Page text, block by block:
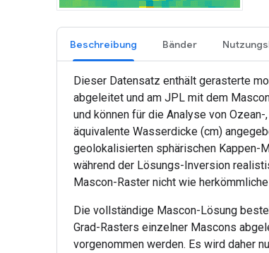
Beschreibung Bänder
Dieser Datensatz enthält gerasterte
abgeleitet und am JPL mit dem
und können für die Analyse von
äquivalente Wasserdicke (cm)
geolokalisierten sphärischen Kappen-
während der Lösungs-Inversion
Mascon-Raster nicht wie
Die vollständige Mascon-Lösung
Grad-Rasters einzelner Mascons
vorgenommen werden. Es wird daher